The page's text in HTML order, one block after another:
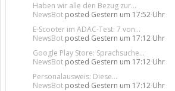
Haben wir alle den Bezug zur...
NewsBot posted Gestern um 17:52 Uhr
E-Scooter im ADAC-Test: 7 von...
NewsBot posted Gestern um 17:12 Uhr
Google Play Store: Sprachsuche...
NewsBot posted Gestern um 17:12 Uhr
Personalausweis: Diese...
NewsBot posted Gestern um 17:12 Uhr